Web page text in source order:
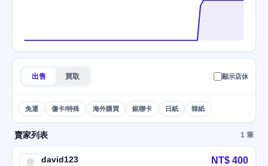
出售 買取 顯示店休
免運 傷卡/特殊 海外購買 銀聯卡 日紙 韓紙
賣家列表 1 筆
david123 NT$ 400